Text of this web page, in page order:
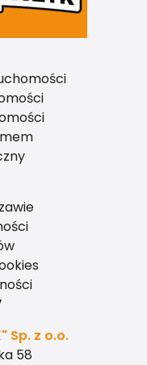
Sp. z o.o.
58